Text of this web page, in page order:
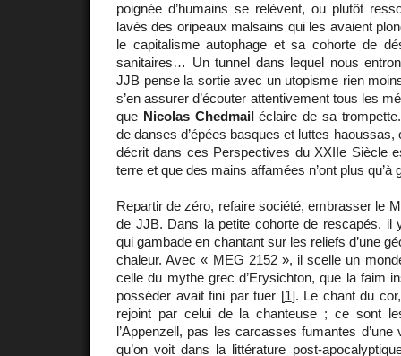
poignée d’humains se relèvent, ou plutôt
lavés des oripeaux malsains qui les avaient
le capitalisme autophage et sa cohorte de
sanitaires… Un tunnel dans lequel nous
JJB pense la sortie avec un utopisme rien
s’en assurer d’écouter attentivement tous les
que Nicolas Chedmailéclaire de sa
de danses d’épées basques et luttes haoussas,
décrit dans ces Perspectives du XXIIe Siècle
terre et que des mains affamées n’ont plus qu’à
Repartir de zéro, refaire société, embrasser le
de JJB. Dans la petite cohorte de rescapés,
qui gambade en chantant sur les reliefs d’une
chaleur. Avec « MEG 2152 », il scelle un
celle du mythe grec d’Erysichton, que la faim
posséder avait fini par tuer [1]. Le chant du
rejoint par celui de la chanteuse ; ce sont
l’Appenzell, pas les carcasses fumantes
qu’on voit dans la littérature post-